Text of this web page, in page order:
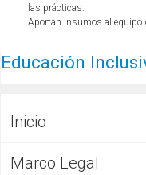
las prácticas.
Aportan insumos al equipo
Educación
Inicio
Marco Legal